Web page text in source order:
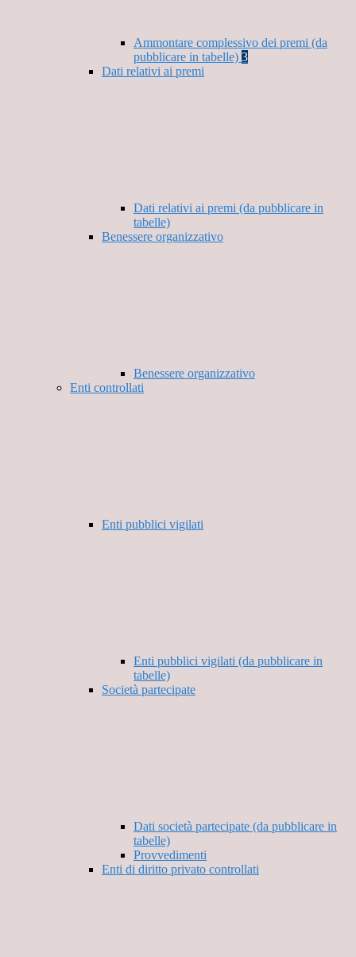
Ammontare complessivo dei premi (da
pubblicare in tabelle) 3
Dati relativi ai premi
Dati relativi ai premi (da pubblicare in
tabelle)
Benessere organizzativo
Benessere organizzativo
Enti controllati
Enti pubblici vigilati
Enti pubblici vigilati (da pubblicare in
tabelle)
Società partecipate
Dati società partecipate (da pubblicare in
tabelle)
Provvedimenti
Enti di diritto privato controllati